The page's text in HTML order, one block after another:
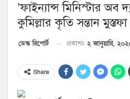
‘ফাইন্যান্স মিনিস্টার অব
কুমিল্লার কৃতি সন্তান
ডেস্ক রিপোর্ট প্রকাশঃ ২ জানুয়ারি,
Share